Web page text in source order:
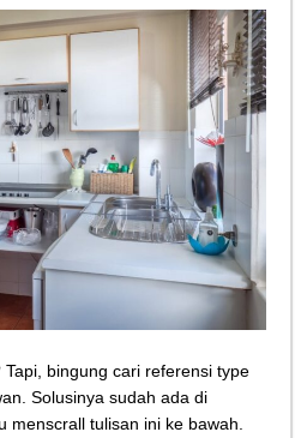
Tapi, bingung cari referensi type
Solusinya sudah ada di
menscrall tulisan ini ke bawah.